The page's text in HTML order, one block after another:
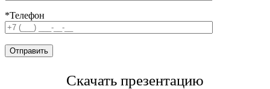
*Телефон
Скачать презентацию